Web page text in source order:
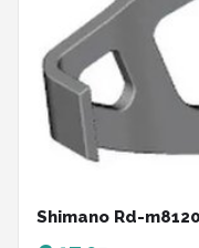
Shimano Rd-